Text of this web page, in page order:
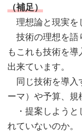
（補足）
理想論と現実を
技術の理想を語
もこれも技術を
出来ています。
同じ技術を導入
ーマ）や予算、規
・提案しようと
れていないのか。